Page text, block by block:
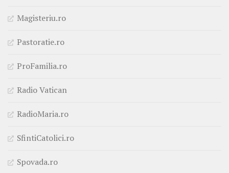
Magisteriu.ro
Pastoratie.ro
ProFamilia.ro
Radio Vatican
RadioMaria.ro
SfintiCatolici.ro
Spovada.ro